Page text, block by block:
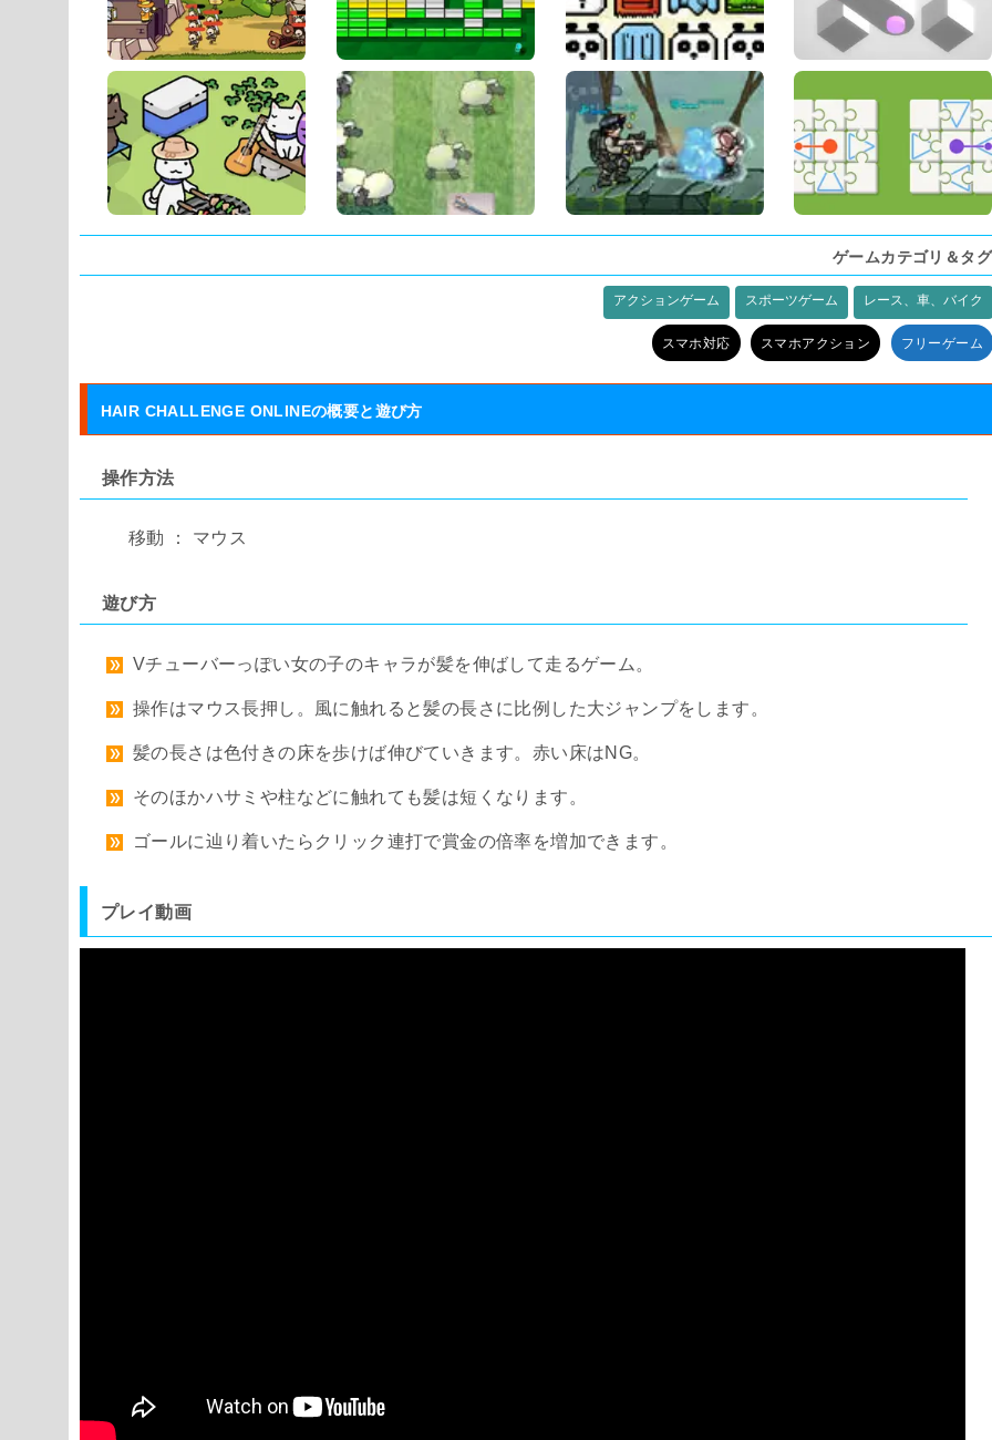
ゲームカテゴリ＆タグ
アクションゲーム スポーツゲーム レース、車、バイク
スマホ対応 スマホアクション フリーゲーム
HAIR CHALLENGE ONLINEの概要と遊び方
操作方法
移動 ： マウス
遊び方
Vチューバーっぽい女の子のキャラが髪を伸ばして走るゲーム。
操作はマウス長押し。風に触れると髪の長さに比例した大ジャンプをします。
髪の長さは色付きの床を歩けば伸びていきます。赤い床はNG。
そのほかハサミや柱などに触れても髪は短くなります。
ゴールに辿り着いたらクリック連打で賞金の倍率を増加できます。
プレイ動画